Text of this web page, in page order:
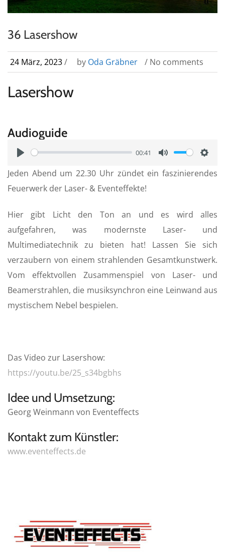
36 Lasershow
24 März, 2023/ by Oda Gräbner / No comments
Lasershow
Audioguide
l
a
00:41
u
e
i
n
g
s
Jeden Abend um 22.30 Uhr zündet ein faszinierendes
Feuerwerk der Laser- & Eventeffekte!
Hier gibt Licht den Ton an und es wird alles
aufgefahren, was modernste Laser- und
Multimediatechnik zu bieten hat! Lassen Sie sich
verzaubern von einem strahlenden Gesamtkunstwerk.
Vom effektvollen Zusammenspiel von Laser- und
Beamerstrahlen, die musiksynchron eine Leinwand aus
mystischem Nebel bespielen.
Das Video zur Lasershow:
https://youtu.be/25_s34bgbhs
Idee und Umsetzung:
Georg Weinmann von Eventeffects
Kontakt zum Künstler:
www.eventeffects.de